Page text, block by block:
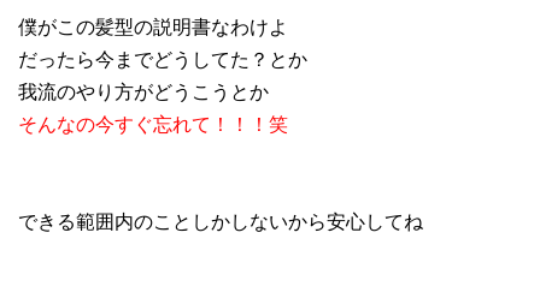
僕がこの髪型の説明書なわけよ
だったら今までどうしてた？とか
我流のやり方がどうこうとか
そんなの今すぐ忘れて！！！笑
できる範囲内のことしかしないから安心してね